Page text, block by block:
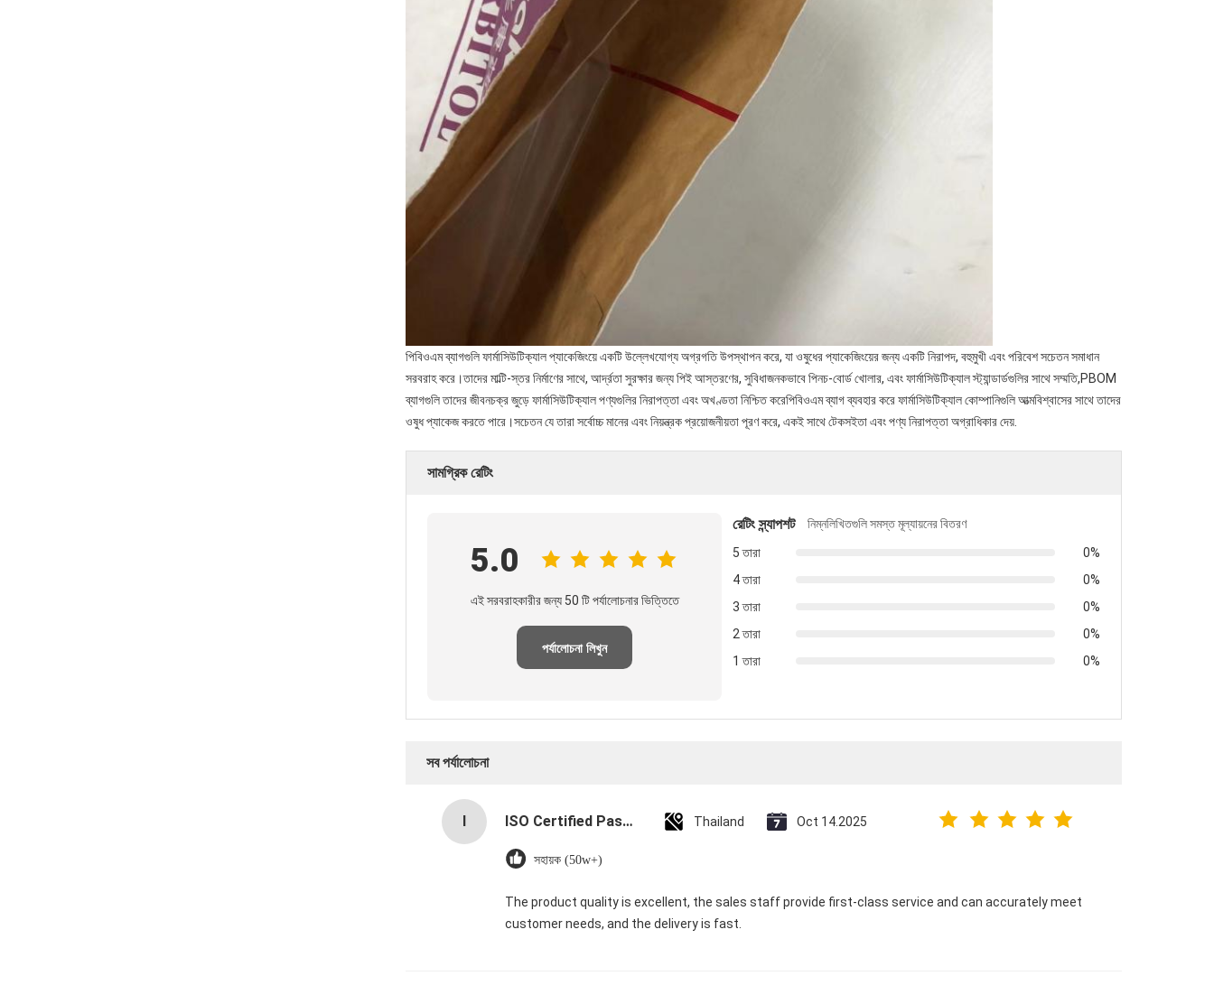
পিবিওএম ব্যাগগুলি ফার্মাসিউটিক্যাল প্যাকেজিংয়ে একটি উল্লেখযোগ্য অগ্রগতি উপস্থাপন করে, যা ওষুধের প্যাকেজিংয়ের জন্য একটি নিরাপদ, বহুমুখী এবং পরিবেশ সচেতন সমাধান
সরবরাহ করে।তাদের মাল্টি-স্তর নির্মাণের সাথে, আর্দ্রতা সুরক্ষার জন্য পিই আস্তরণের, সুবিধাজনকভাবে পিনচ-বোর্ড খোলার, এবং ফার্মাসিউটিক্যাল স্ট্যান্ডার্ডগুলির সাথে সম্মতি,PBOM
ব্যাগগুলি তাদের জীবনচক্র জুড়ে ফার্মাসিউটিক্যাল পণ্যগুলির নিরাপত্তা এবং অখণ্ডতা নিশ্চিত করেপিবিওএম ব্যাগ ব্যবহার করে ফার্মাসিউটিক্যাল কোম্পানিগুলি আত্মবিশ্বাসের সাথে তাদের
ওষুধ প্যাকেজ করতে পারে।সচেতন যে তারা সর্বোচ্চ মানের এবং নিয়ন্ত্রক প্রয়োজনীয়তা পূরণ করে, একই সাথে টেকসইতা এবং পণ্য নিরাপত্তা অগ্রাধিকার দেয়.
সামগ্রিক রেটিং
5.0
এই সরবরাহকারীর জন্য 50 টি পর্যালোচনার ভিত্তিতে
পর্যালোচনা লিখুন
রেটিং স্ন্যাপশট
নিম্নলিখিতগুলি সমস্ত মূল্যায়নের বিতরণ
5 তারা
0%
4 তারা
0%
3 তারা
0%
2 তারা
0%
1 তারা
0%
সব পর্যালোচনা
ISO Certified Pasted Valve Multiwall Paper Bags with 60M Annual Supply and 15-Day Delivery Thailand Oct 14.2025
সহায়ক (50w+)
The product quality is excellent, the sales staff provide first-class service and can accurately meet
customer needs, and the delivery is fast.